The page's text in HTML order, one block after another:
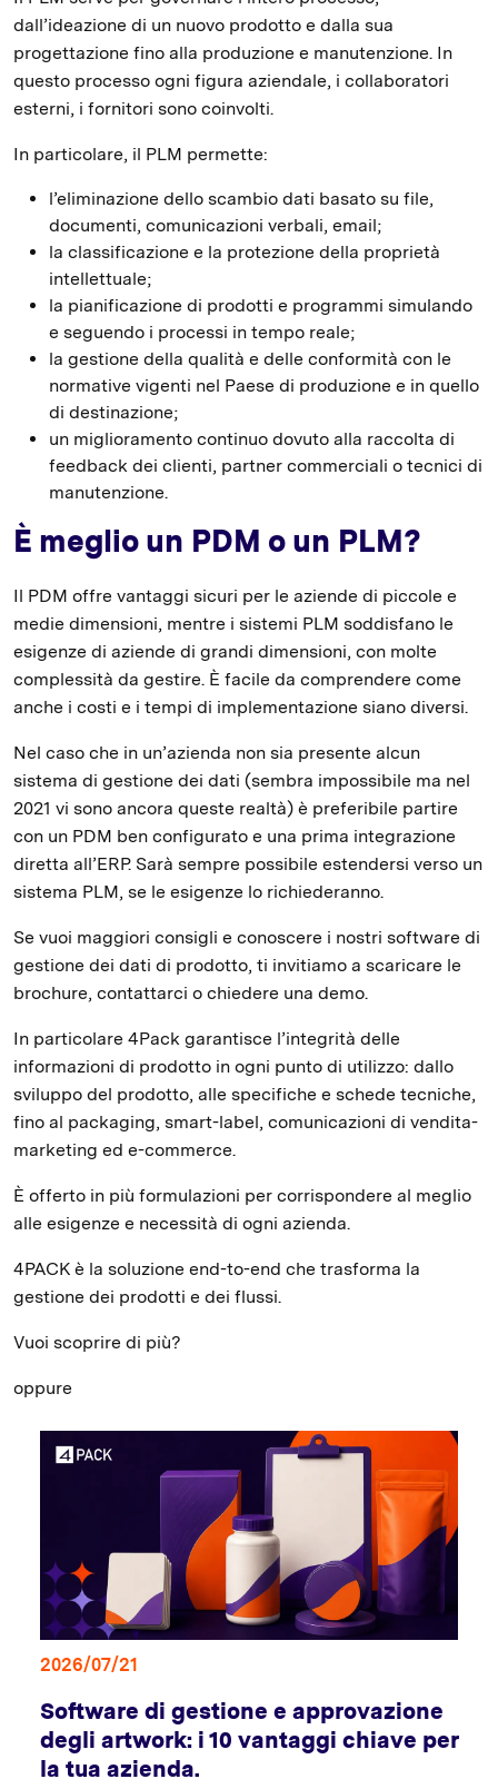
dall’ideazione di un nuovo prodotto e dalla sua
progettazione fino alla produzione e manutenzione. In
questo processo ogni figura aziendale, i collaboratori
esterni, i fornitori sono coinvolti.
In particolare, il PLM permette:
l’eliminazione dello scambio dati basato su file,
documenti, comunicazioni verbali, email;
la classificazione e la protezione della proprietà
intellettuale;
la pianificazione di prodotti e programmi simulando
e seguendo i processi in tempo reale;
la gestione della qualità e delle conformità con le
normative vigenti nel Paese di produzione e in quello
di destinazione;
un miglioramento continuo dovuto alla raccolta di
feedback dei clienti, partner commerciali o tecnici di
manutenzione.
È meglio un PDM o un PLM?
Il PDM offre vantaggi sicuri per le aziende di piccole e
medie dimensioni, mentre i sistemi PLM soddisfano le
esigenze di aziende di grandi dimensioni, con molte
complessità da gestire. È facile da comprendere come
anche i costi e i tempi di implementazione siano diversi.
Nel caso che in un’azienda non sia presente alcun
sistema di gestione dei dati (sembra impossibile ma nel
2021 vi sono ancora queste realtà) è preferibile partire
con un PDM ben configurato e una prima integrazione
diretta all’ERP. Sarà sempre possibile estendersi verso un
sistema PLM, se le esigenze lo richiederanno.
Se vuoi maggiori consigli e conoscere i nostri software di
gestione dei dati di prodotto, ti invitiamo a scaricare le
brochure, contattarci o chiedere una demo.
In particolare 4Pack garantisce l’integrità delle
informazioni di prodotto in ogni punto di utilizzo: dallo
sviluppo del prodotto, alle specifiche e schede tecniche,
fino al packaging, smart-label, comunicazioni di vendita-
marketing ed e-commerce.
È offerto in più formulazioni per corrispondere al meglio
alle esigenze e necessità di ogni azienda.
4PACK è la soluzione end-to-end che trasforma la
gestione dei prodotti e dei flussi.
Vuoi scoprire di più?
oppure
2026/07/21
Software di gestione e approvazione
degli artwork: i 10 vantaggi chiave per
la tua azienda.